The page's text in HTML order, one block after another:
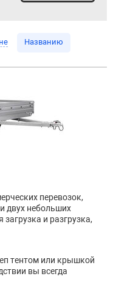
Названию
перевозок,
двух небольших
и разгрузка,
тентом или крышкой
вы всегда